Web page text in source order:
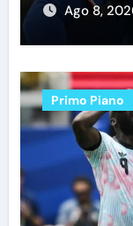
Ago 8,
Primo Piano